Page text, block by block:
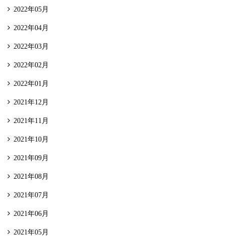
2022年05月
2022年04月
2022年03月
2022年02月
2022年01月
2021年12月
2021年11月
2021年10月
2021年09月
2021年08月
2021年07月
2021年06月
2021年05月